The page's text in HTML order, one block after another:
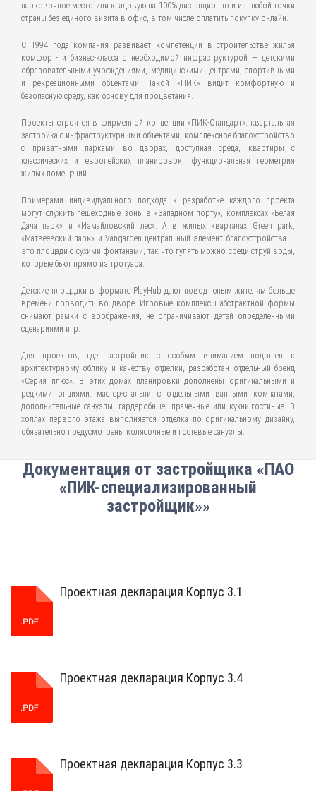
парковочное место или кладовую на 100% дистанционно и из любой точки
страны без единого визита в офис, в том числе оплатить покупку онлайн.
С 1994 года компания развивает компетенции в строительстве жилья
комфорт- и бизнес-класса с необходимой инфраструктурой — детскими
образовательными учреждениями, медицинскими центрами, спортивными
и рекреационными объектами. Такой «ПИК» видит комфортную и
безопасную среду, как основу для процветания.
Проекты строятся в фирменной концепции «ПИК-Стандарт»: квартальная
застройка с инфраструктурными объектами, комплексное благоустройство
с приватными парками во дворах, доступная среда, квартиры с
классических и европейских планировок, функциональная геометрия
жилых помещений.
Примерами индивидуального подхода к разработке каждого проекта
могут служить пешеходные зоны в «Западном порту», комплексах «Белая
Дача парк» и «Измайловский лес». А в жилых кварталах Green park,
«Матвеевский парк» и Vangarden центральный элемент благоустройства —
это площади с сухими фонтанами, так что гулять можно среди струй воды,
которые бьют прямо из тротуара.
Детские площадки в формате PlayHub дают повод юным жителям больше
времени проводить во дворе. Игровые комплексы абстрактной формы
снимают рамки с воображения, не ограничивают детей определенными
сценариями игр.
Для проектов, где застройщик с особым вниманием подошел к
архитектурному облику и качеству отделки, разработан отдельный бренд
«Серия плюс». В этих домах планировки дополнены оригинальными и
редкими опциями: мастер-спальни с отдельными ванными комнатами,
дополнительные санузлы, гардеробные, прачечные или кухни-гостиные. В
холлах первого этажа выполняется отделка по оригинальному дизайну,
обязательно предусмотрены колясочные и гостевые санузлы.
Документация от застройщика «ПАО
«ПИК-специализированный
застройщик»»
Проектная декларация Корпус 3.1
Проектная декларация Корпус 3.4
Проектная декларация Корпус 3.3